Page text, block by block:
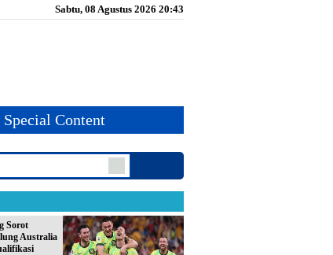
Special Content
Sabtu, 08 Agustus 2026 20:43
Sorot
Australia